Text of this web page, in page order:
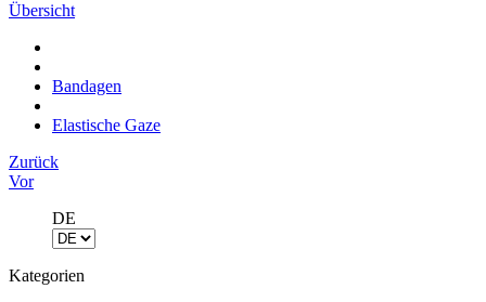
Übersicht
Bandagen
Elastische Gaze
Zurück
Vor
DE
Kategorien